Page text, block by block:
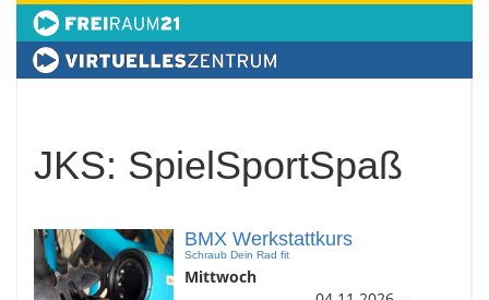
JKS: SpielSportSpaß
BMX Werkstattkurs
Schraub Dein Rad fit
Mittwoch